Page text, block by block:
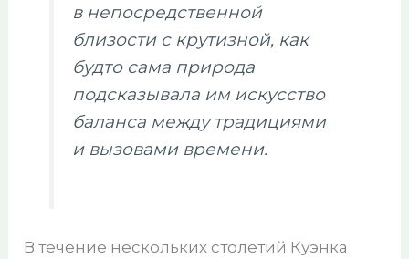
в непосредственной
близости с крутизной, как
будто сама природа
подсказывала им искусство
баланса между традициями
и вызовами времени.
В течение нескольких столетий Куэнка